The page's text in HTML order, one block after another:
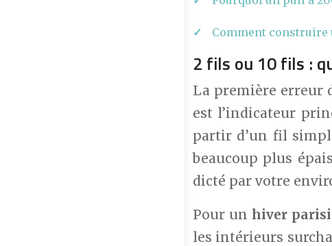
Comment construire
2 fils ou 10 fils :
La première erreur
est l’indicateur
partir d’un fil
beaucoup plus
dicté par votre
Pour unhiver
les intérieurs